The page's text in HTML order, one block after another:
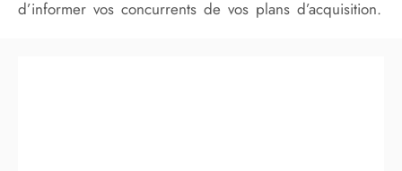
d’informer vos concurrents de vos plans d’acquisition.